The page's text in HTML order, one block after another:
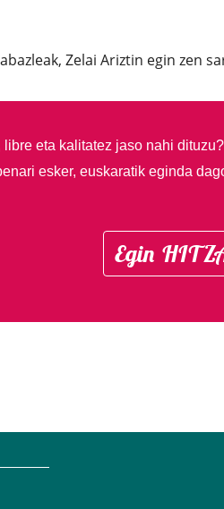
Zelai Ariztin egin zen
eta kalitatez jaso nahi dituzu?
esker, euskaratik eginda
Egin